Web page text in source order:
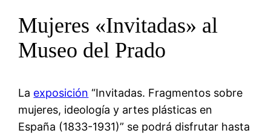
Mujeres «Invitadas» al
Museo del Prado
La exposición “Invitadas. Fragmentos sobre
mujeres, ideología y artes plásticas en
España (1833-1931)” se podrá disfrutar hasta